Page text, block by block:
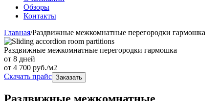
Обзоры
Контакты
Главная/Раздвижные межкомнатные перегородки гармошка
Раздвижные межкомнатные перегородки гармошка
от 8 дней
от 4 700 руб./м2
Скачать прайс Заказать